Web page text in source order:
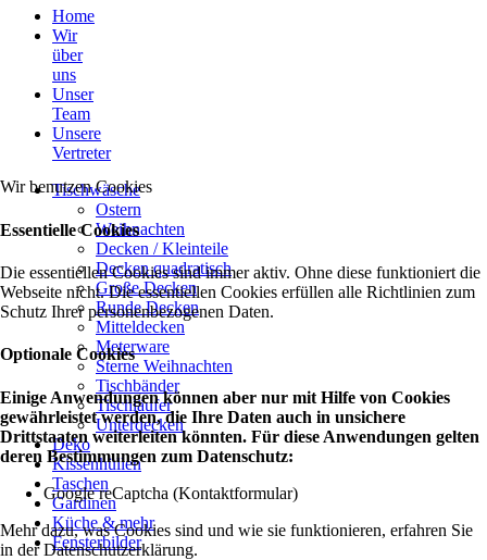
Home
Wir
über
uns
Unser
Team
Unsere
Vertreter
Tischwäsche
Ostern
Weihnachten
Decken / Kleinteile
Decken quadratisch
Große Decken
Runde Decken
Mitteldecken
Meterware
Sterne Weihnachten
Tischbänder
Tischläufer
Unterdecken
Deko
Kissenhüllen
Taschen
Gardinen
Küche & mehr
Fensterbilder
Wir benutzen Cookies
Essentielle Cookies
Die essentiellen Cookies sind immer aktiv. Ohne diese funktioniert die
Webseite nicht. Die essentiellen Cookies erfüllen alle Richtlinien zum
Schutz Ihrer personenbezogenen Daten.
Optionale Cookies
Einige Anwendungen können aber nur mit Hilfe von Cookies
gewährleistet werden, die Ihre Daten auch in unsichere
Drittstaaten weiterleiten könnten. Für diese Anwendungen gelten
deren Bestimmungen zum Datenschutz:
Google reCaptcha (Kontaktformular)
Mehr dazu, was Cookies sind und wie sie funktionieren, erfahren Sie
in der Datenschutzerklärung.